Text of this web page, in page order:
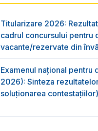
Titularizare 2026:
cadrul concursului
vacante/rezervate din
Examenul național pentru
2026): Sinteza
soluționarea contestațiilor)